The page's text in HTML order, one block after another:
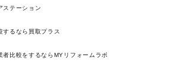
ステーション
するなら買取プラス
者比較をするならMYリフォームラボ